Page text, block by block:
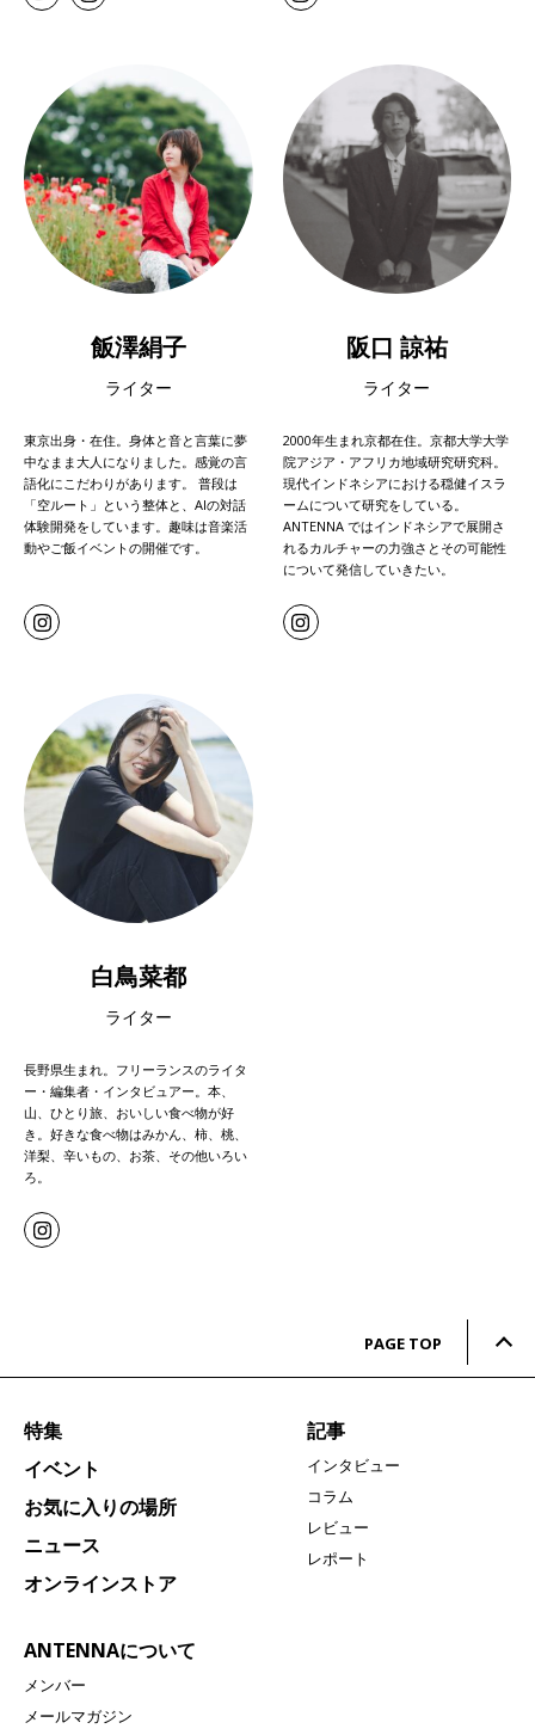
飯澤絹子
ライター
東京出身・在住。身体と音と言葉に夢
中なまま大人になりました。感覚の言
語化にこだわりがあります。 普段は
「空ルート」という整体と、AIの対話
体験開発をしています。趣味は音楽活
動やご飯イベントの開催です。
阪口 諒祐
ライター
2000年生まれ京都在住。京都大学大学
院アジア・アフリカ地域研究研究科。
現代インドネシアにおける穏健イスラ
ームについて研究をしている。
ANTENNA ではインドネシアで展開さ
れるカルチャーの力強さとその可能性
について発信していきたい。
白鳥菜都
ライター
長野県生まれ。フリーランスのライタ
ー・編集者・インタビュアー。本、
山、ひとり旅、おいしい食べ物が好
き。好きな食べ物はみかん、柿、桃、
洋梨、辛いもの、お茶、その他いろい
ろ。
PAGE TOP
特集
イベント
お気に入りの場所
ニュース
オンラインストア
ANTENNAについて
メンバー
メールマガジン
記事
インタビュー
コラム
レビュー
レポート